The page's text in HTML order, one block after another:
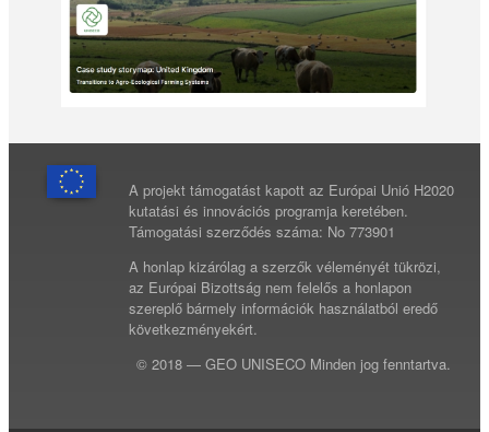
A projekt támogatást kapott az Európai Unió H2020
kutatási és innovációs programja keretében.
Támogatási szerződés száma: No 773901
A honlap kizárólag a szerzők véleményét tükrözi,
az Európai Bizottság nem felelős a honlapon
szereplő bármely információk használatból eredő
következményekért.
© 2018 — GEO UNISECO Minden jog fenntartva.